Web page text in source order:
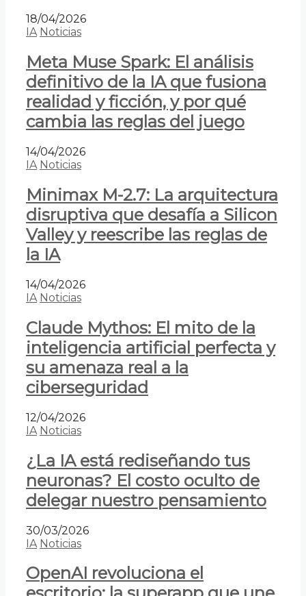
18/04/2026
IA Noticias
Meta Muse Spark: El análisis
definitivo de la IA que fusiona
realidad y ficción, y por qué
cambia las reglas del juego
14/04/2026
IA Noticias
Minimax M-2.7: La arquitectura
disruptiva que desafía a Silicon
Valley y reescribe las reglas de
la IA
14/04/2026
IA Noticias
Claude Mythos: El mito de la
inteligencia artificial perfecta y
su amenaza real a la
ciberseguridad
12/04/2026
IA Noticias
¿La IA está rediseñando tus
neuronas? El costo oculto de
delegar nuestro pensamiento
30/03/2026
IA Noticias
OpenAI revoluciona el